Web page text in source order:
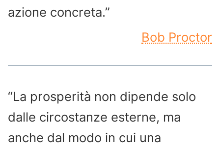
azione concreta.”
Bob Proctor
“La prosperità non dipende solo
dalle circostanze esterne, ma
anche dal modo in cui una